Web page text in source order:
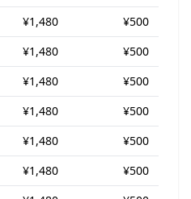
¥1,480
¥500
¥1,480
¥500
¥1,480
¥500
¥1,480
¥500
¥1,480
¥500
¥1,480
¥500